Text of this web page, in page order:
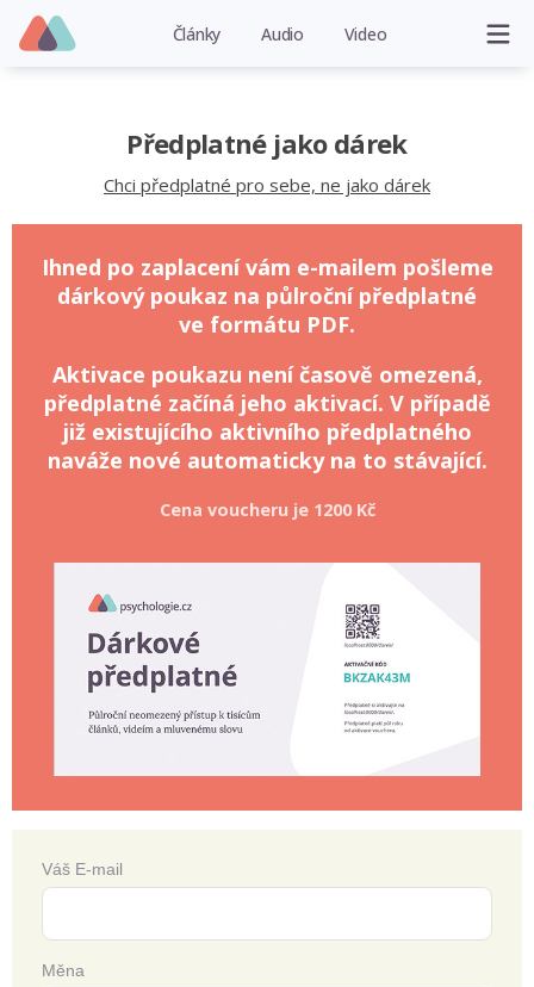
Články Audio Video
Předplatné jako dárek
Chci předplatné pro sebe, ne jako dárek
Ihned po zaplacení vám e-mailem pošleme
dárkový poukaz na půlroční předplatné
ve formátu PDF.
Aktivace poukazu není časově omezená,
předplatné začíná jeho aktivací. V případě
již existujícího aktivního předplatného
naváže nové automaticky na to stávající.
Cena voucheru je 1200 Kč
Váš E-mail
Měna